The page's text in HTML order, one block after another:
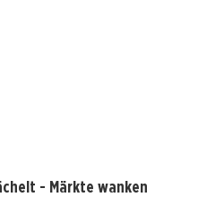
- Märkte wanken